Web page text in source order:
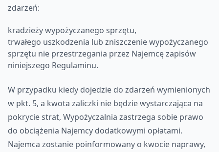
zdarzeń:
kradzieży wypożyczanego sprzętu,
trwałego uszkodzenia lub zniszczenie wypożyczanego
sprzętu nie przestrzegania przez Najemcę zapisów
niniejszego Regulaminu.
W przypadku kiedy dojedzie do zdarzeń wymienionych
w pkt. 5, a kwota zaliczki nie będzie wystarczająca na
pokrycie strat, Wypożyczalnia zastrzega sobie prawo
do obciążenia Najemcy dodatkowymi opłatami.
Najemca zostanie poinformowany o kwocie naprawy,